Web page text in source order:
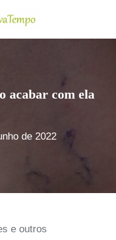
acabar com ela
de 2022
e outros